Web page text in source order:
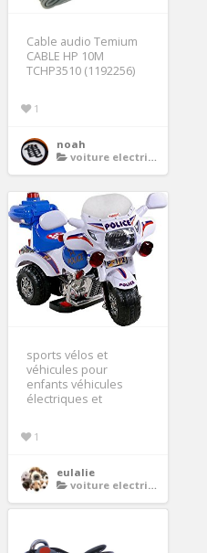
Cable audio Temium
CABLE HP 10M
TCHP3510 (1192256)
1
noah
voiture electrique enfant
sports vélos et
véhicules pour
enfants véhicules
électriques et
1
eulalie
voiture electrique enfant